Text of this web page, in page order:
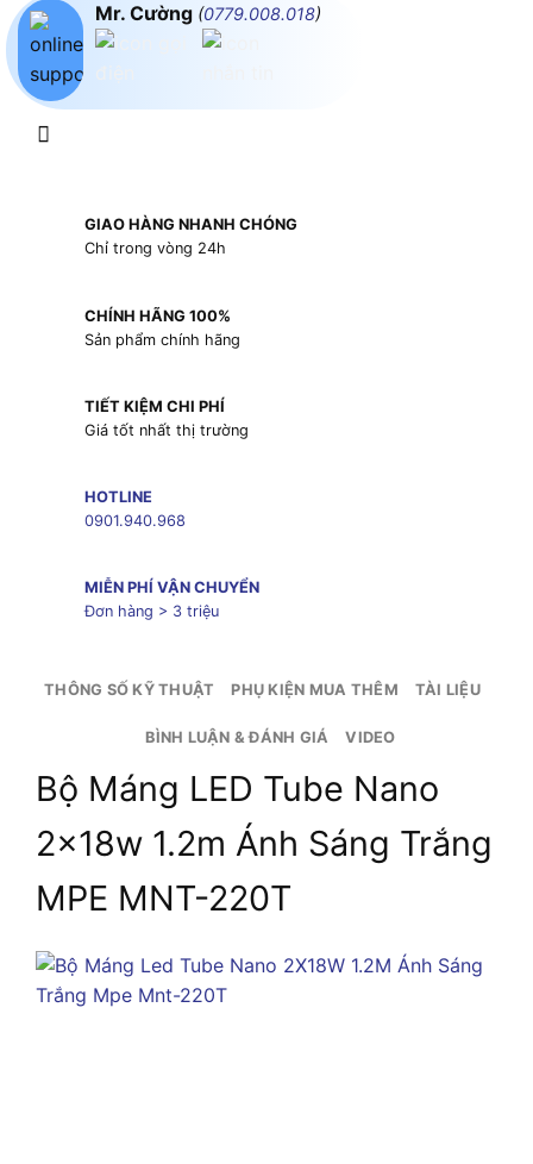
Mr. Cường (0779.008.018)
GIAO HÀNG NHANH CHÓNG
Chỉ trong vòng 24h
CHÍNH HÃNG 100%
Sản phẩm chính hãng
TIẾT KIỆM CHI PHÍ
Giá tốt nhất thị trường
HOTLINE
0901.940.968
MIỄN PHÍ VẬN CHUYỂN
Đơn hàng > 3 triệu
THÔNG SỐ KỸ THUẬT PHỤ KIỆN MUA THÊM TÀI LIỆU
BÌNH LUẬN & ĐÁNH GIÁ VIDEO
Bộ Máng LED Tube Nano
2x18w 1.2m Ánh Sáng Trắng
MPE MNT-220T